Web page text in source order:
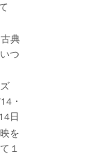
典
つ
・
日
を
１